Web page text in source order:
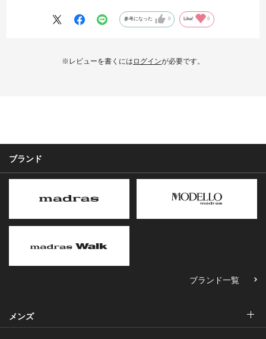
参考になった 0 Like! 0
※レビューを書くには ログインが必要です。
ブランド
ブランド一覧
メンズ